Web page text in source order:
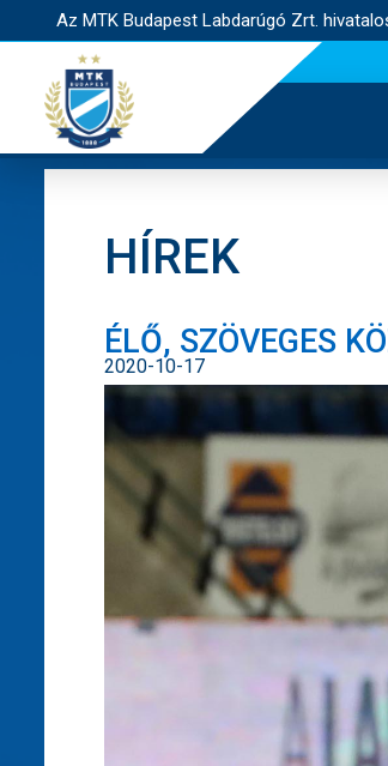
Az MTK Budapest Labdarúgó Zrt.
HÍREK
ÉLŐ, SZÖVEGES
2020-10-17